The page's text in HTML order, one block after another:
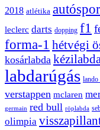
2018 atlétika
leclerc darts dopping f1
forma-1 hétvégi
kosárlabda kézilabda
labdarúgás
verstappen mclaren
germain red bull röplabda
olimpia